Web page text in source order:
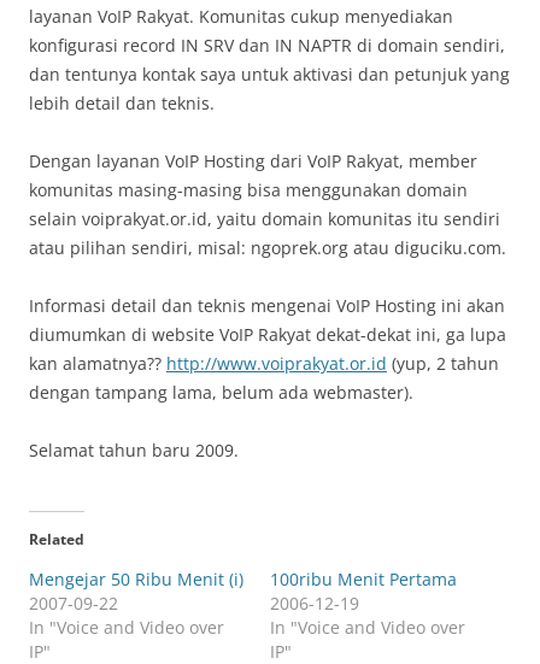
layanan VoIP Rakyat. Komunitas cukup menyediakan
konfigurasi record IN SRV dan IN NAPTR di domain sendiri,
dan tentunya kontak saya untuk aktivasi dan petunjuk yang
lebih detail dan teknis.
Dengan layanan VoIP Hosting dari VoIP Rakyat, member
komunitas masing-masing bisa menggunakan domain
selain voiprakyat.or.id, yaitu domain komunitas itu sendiri
atau pilihan sendiri, misal: ngoprek.org atau diguciku.com.
Informasi detail dan teknis mengenai VoIP Hosting ini akan
diumumkan di website VoIP Rakyat dekat-dekat ini, ga lupa
kan alamatnya?? http://www.voiprakyat.or.id (yup, 2 tahun
dengan tampang lama, belum ada webmaster).
Selamat tahun baru 2009.
Related
Mengejar 50 Ribu Menit (i)
2007-09-22
In "Voice and Video over
IP"
100ribu Menit Pertama
2006-12-19
In "Voice and Video over
IP"